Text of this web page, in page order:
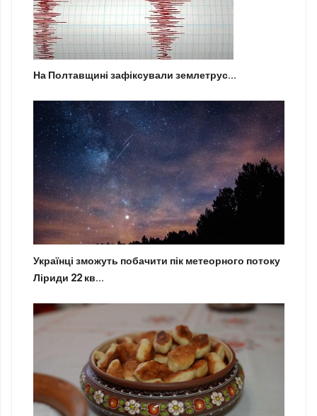
На Полтавщині зафіксували землетрус...
Українці зможуть побачити пік метеорного потоку
Ліриди 22 кв...